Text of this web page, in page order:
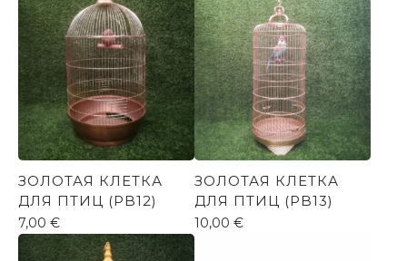
ЗОЛОТАЯ КЛЕТКА
ДЛЯ ПТИЦ (PB12)
7,00 €
ЗОЛОТАЯ КЛЕТКА
ДЛЯ ПТИЦ (PB13)
10,00 €